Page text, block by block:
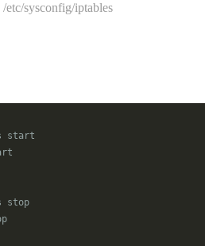
sysconfig/iptables
start
stop